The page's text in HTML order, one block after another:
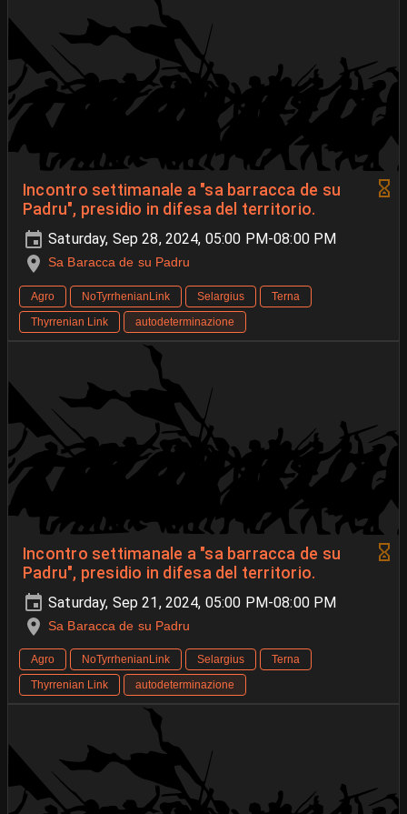
Incontro settimanale a "sa barracca de su
Padru", presidio in difesa del territorio.
Saturday, Sep 28, 2024, 05:00 PM-08:00 PM
Sa Baracca de su Padru
Agro NoTyrrhenianLink Selargius
Terna
Thyrrenian Link
autodeterminazione
Incontro settimanale a "sa barracca de su
Padru", presidio in difesa del territorio.
Saturday, Sep 21, 2024, 05:00 PM-08:00 PM
Sa Baracca de su Padru
Agro NoTyrrhenianLink Selargius
Terna
Thyrrenian Link
autodeterminazione